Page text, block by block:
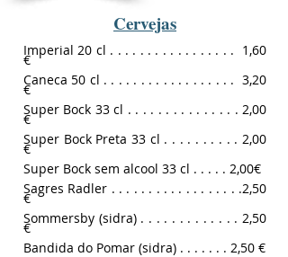
Cervejas
Imperial 20 cl . . . . . . . . . . . . . . . . . 1,60
€
Caneca 50 cl . . . . . . . . . . . . . . . . . . 3,20
€
Super Bock 33 cl . . . . . . . . . . . . . . . 2,00
€
Super Bock Preta 33 cl . . . . . . . . . . 2,00
€
Super Bock sem alcool 33 cl . . . . . 2,00€
Sagres Radler . . . . . . . . . . . . . . . . . .2,50
€
Sommersby (sidra) . . . . . . . . . . . . . 2,50
€
Bandida do Pomar (sidra) . . . . . . . 2,50 €